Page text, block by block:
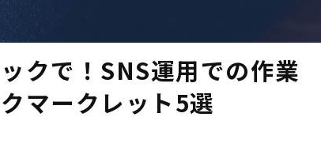
クで！SNS運用での作業
マークレット5選